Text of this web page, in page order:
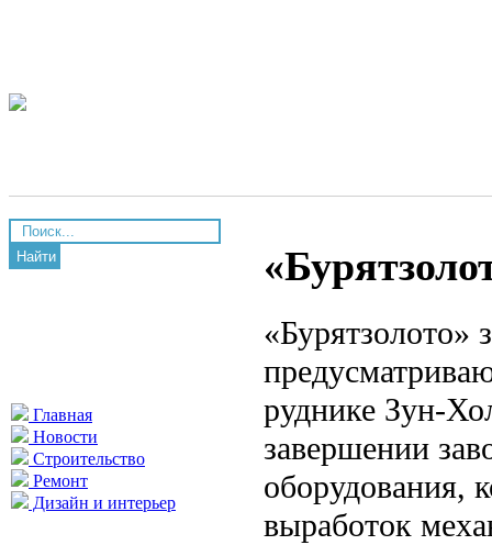
Найти
Главная
Новости
Строительство
Ремонт
Дизайн и интерьер
«Бурятзолото»
руднике Зун-
завершении
оборудования,
выработок